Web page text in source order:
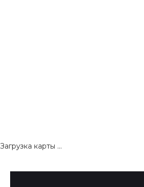
Загрузка карты ...